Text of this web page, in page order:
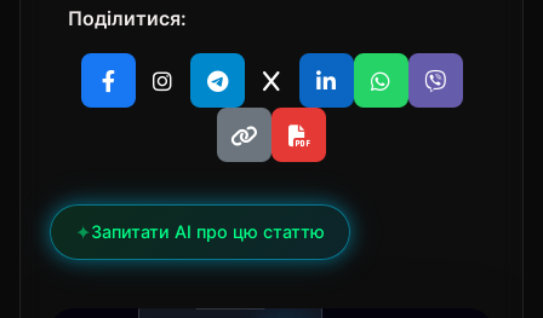
Поділитися:
✦Запитати AI про цю статтю